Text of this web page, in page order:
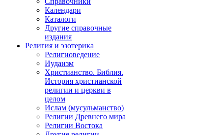
Календари
Каталоги
Другие справочные
издания
Религия и эзотерика
Религиоведение
Иудаизм
Христианство. Библия.
История христианской
религии и церкви в
целом
Ислам (мусульманство)
Религии Древнего мира
Религии Востока